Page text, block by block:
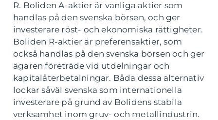
R. Boliden A-aktier är vanliga aktier som
handlas på den svenska börsen, och ger
investerare röst- och ekonomiska rättigheter.
Boliden R-aktier är preferensaktier, som
också handlas på den svenska börsen och ger
ägaren företräde vid utdelningar och
kapitalåterbetalningar. Båda dessa alternativ
lockar såväl svenska som internationella
investerare på grund av Bolidens stabila
verksamhet inom gruv- och metallindustrin.